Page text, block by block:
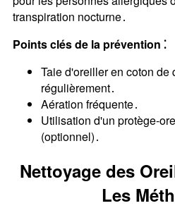
transpiration nocturne․
Points clés de la prévention ⁚
Taie d'oreiller en coton de
régulièrement․
Aération fréquente․
Utilisation d'un protège-
(optionnel)․
Nettoyage des
Les